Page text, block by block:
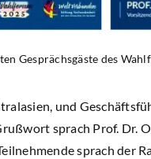
Gesprächsgäste des
und
sprach Prof. Dr.
sprach der